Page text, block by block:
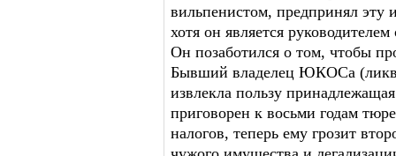
вильпенистом, предпринял эту
хотя он является
Он позаботился о том, чтобы
Бывший владелец ЮКОСа
извлекла пользу
приговорен к восьми годам
налогов, теперь ему грозит